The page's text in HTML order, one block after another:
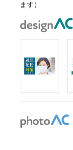
ます）